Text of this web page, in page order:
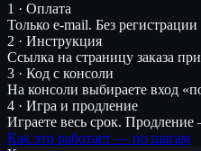
1 · Оплата
Только e-mail. Без
2 · Инструкция
Ссылка на страницу заказа
3 · Код с консоли
На консоли выбираете вход
4 · Игра и продление
Играете весь срок.
Как это работает — по шагам